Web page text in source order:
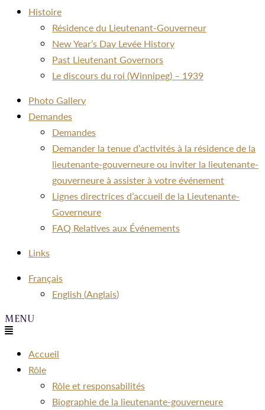
Histoire
Résidence du Lieutenant-Gouverneur
New Year’s Day Levée History
Past Lieutenant Governors
Le discours du roi (Winnipeg) – 1939
Photo Gallery
Demandes
Demandes
Demander la tenue d’activités à la résidence de la
lieutenante-gouverneure ou inviter la lieutenante-
gouverneure à assister à votre événement
Lignes directrices d’accueil de la Lieutenante-
Governeure
FAQ Relatives aux Événements
Links
Menu
Français
English (Anglais)
Accueil
Rôle
Rôle et responsabilités
Biographie de la lieutenante-gouverneure